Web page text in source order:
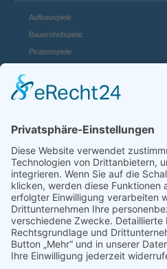
Aufbauspiele
Bauernhofspiele
Piratenspiele
Mädchenspiele
Panzerspiele
Tierspiele
Weltraumspiele
Links:
Game Server mieten
FAQ und Hilfe
Spiele Payments